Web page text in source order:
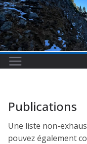
Publications
Une liste non-
pouvez également